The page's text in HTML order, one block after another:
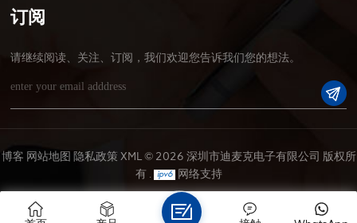
订阅
请继续阅读、关注、订阅，我们欢迎您告诉我们您的想法。
博客 网站地图 隐私政策 XML© 2026 深圳市迪麦克电子有限公司 版权所
有 .
网络支持